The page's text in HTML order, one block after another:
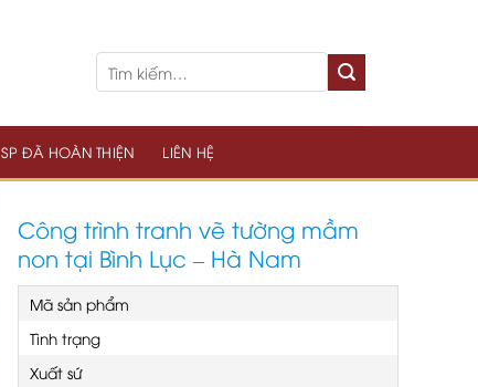
SP ĐÃ HOÀN THIỆN LIÊN HỆ
Công trình tranh vẽ tường mầm
non tại Bình Lục – Hà Nam
Mã sản phẩm
Tình trạng
Xuất sứ